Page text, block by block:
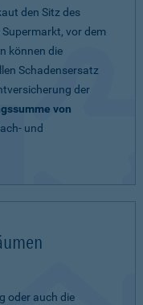
den Sitz des
vor dem
können die
Schadensersatz
der
von
und
oder auch die